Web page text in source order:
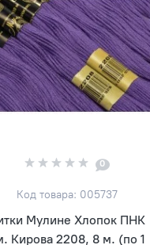
0
Код товара: 005737
Мулине Хлопок ПНК
Кирова 2208, 8 м. (по 1